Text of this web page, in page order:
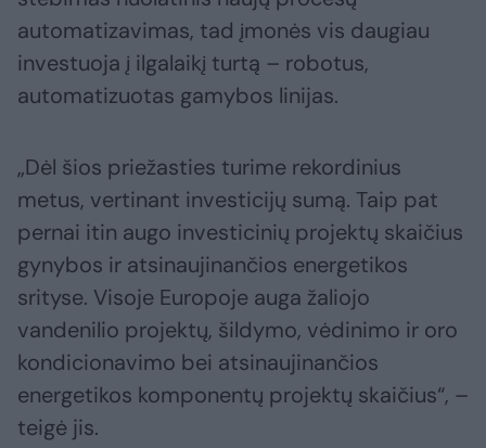
automatizavimas, tad įmonės vis daugiau
investuoja į ilgalaikį turtą – robotus,
automatizuotas gamybos linijas.
„Dėl šios priežasties turime rekordinius
metus, vertinant investicijų sumą. Taip pat
pernai itin augo investicinių projektų skaičius
gynybos ir atsinaujinančios energetikos
srityse. Visoje Europoje auga žaliojo
vandenilio projektų, šildymo, vėdinimo ir oro
kondicionavimo bei atsinaujinančios
energetikos komponentų projektų skaičius“, –
teigė jis.